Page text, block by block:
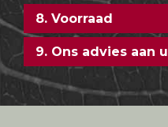
8. Voorraad
9. Ons advies aan u